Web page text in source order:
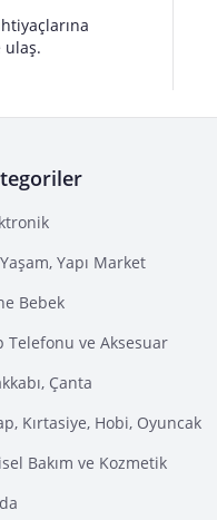
ulaş.
Yapı Market
Bebek
Telefonu ve Aksesuar
Çanta
Kırtasiye, Hobi, Oyuncak
Bakım ve Kozmetik